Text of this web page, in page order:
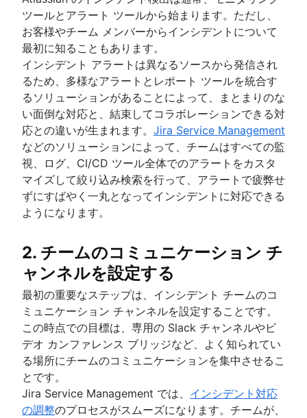
ベスト・プラクティス
役割と責任
変更諮問委員会
変更管理タイプ
ナレッジ管理
概要
ナレッジ ベースとは
ナレッジ センター サポート (KCS) とは
セルフサービス型ナレッジ ベース
エンタープライズ サービス管理
概要
人事サービスの管理と提供
HR の自動化のベスト プラクティス
ESM の実装に関する 3 つのヒント
オフボーディング プロセスを理解する
従業員エクスペリエンス管理戦略
オンボーディング ソフトウェアのトップ 9
従業員エクスペリエンス プラットフォーム
オンボーディング ワークフロー
従業員オンボーディング チェックリスト
人事ヘルプ デスク ソフトウェア
人材管理サービス センター
人事ケース管理
変更管理ツール
HR の自動化
人事プロセスの改善
データ ガバナンス
人事サービス提供モデル
人事ワークフローの自動化
ITIL
概要
DevOps と ITIL の比較
ITIL サービス戦略ガイド
ITIL サービスのトランジション
継続的なサービス改善
IT オペレーション
概要
IT インフラストラクチャ管理
ネットワーク インフラストラクチャ
IT 運用管理
概要
システムのアップグレード
サービスのマッピング
IT インフラストラクチャ
IT Governance
ツールとアラート ツールから始まります。ただし、
お客様やチーム メンバーからインシデントについて
最初に知ることもあります。
インシデント アラートは異なるソースから発信され
るため、多様なアラートとレポート ツールを統合す
るソリューションがあることによって、まとまりのな
い面倒な対応と、結束してコラボレーションできる対
応との違いが生まれます。 Jira Service Management
などのソリューションによって、チームはすべての監
視、ログ、CI/CD ツール全体でのアラートをカスタ
マイズして絞り込み検索を行って、アラートで疲弊せ
ずにすばやく一丸となってインシデントに対応できる
ようになります。
2. チームのコミュニケーション チ
ャンネルを設定する
最初の重要なステップは、インシデント チームのコ
ミュニケーション チャンネルを設定することです。
この時点での目標は、専用の Slack チャンネルやビ
デオ カンファレンス ブリッジなど、よく知られてい
る場所にチームのコミュニケーションを集中させるこ
とです。
Jira Service Management では、 インシデント対応
の調整のプロセスがスムーズになります。チームが、